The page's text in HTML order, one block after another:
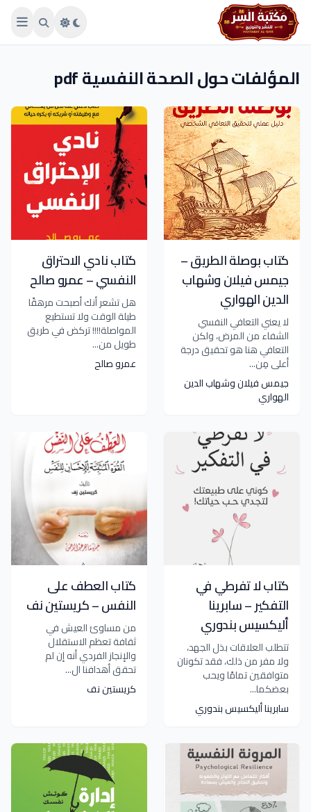
Skip to main content
المؤلفات حول الصحة النفسية pdf
كتاب بوصلة الطريق –
جيمس فيلان وشهاب
الدين الهواري
لا يعني التعافي النفسي
الشفاء من المرض، ولكن
التعافي هنا هو تحقيق درجة
أعلى مِن...
جيمس فيلان وشهاب الدين
الهواري
كتاب نادي الاحتراق
النفسي – عمرو صالح
هل تشعر أنك أصبحت مرهقًا
طيلة الوقت ولا تستطيع
المواصلة!!!! تركض في طريق
طويل من...
عمرو صالح
كتاب لا تفرطي في
التفكير – سابرينا
أليكسيس بندوري
تتطلب العلاقات بذل الجهد،
ولا مفر من ذلك، فقد تكونان
متوافقين تمامًا ويحب
بعضكما...
سابرينا أليكسيس بندوري
كتاب العطف على
النفس – كريستين نف
من مساوئ العيش في
ثقافة تعظم الاستقلال
والإنجاز الفردي أنه إن لم
تحقق أهدافنا ال...
كريستين نف